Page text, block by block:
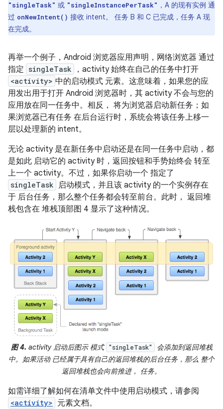
"singleTask" 或 "singleInstancePerTask" ，A 的现有实例 通
过 onNewIntent() 接收 intent。 任务 B 和 C 已完成，任务 A 现
在完成。
再举一个例子，Android 浏览器应用声明，网络浏览器 通过
指定 singleTask ，activity 始终在自己的任务中打开
<activity> 中的启动模式 元素。这意味着，如果您的应
用发出用于打开 Android 浏览器时，其 activity 不会与您的
应用放在同一任务中。 相反， 将为浏览器启动新任务；如
果浏览器已有任务 在后台运行时，系统会将该任务上移一
层以处理新的 intent。
无论 activity 是在新任务中启动还是在同一任务中启动，都
是如此 启动它的 activity 时，返回按钮和手势始终会 转至
上一个 activity。不过，如果你启动一个 指定了
singleTask 启动模式，并且该 activity 的一个实例存在
于 后台任务，那么整个任务都会转至前台。此时， 返回堆
栈包含在 堆栈顶部图 4 显示了这种情况。
图 4. activity 启动后图示 模式 "singleTask"
会添加到返回堆栈
中。如果活动 已经属于具有自己的返回堆栈的后台任务，那么 整个
返回堆栈也会向前推进， 任务。
如需详细了解如何在清单文件中使用启动模式，请参阅
<activity> 元素文档。